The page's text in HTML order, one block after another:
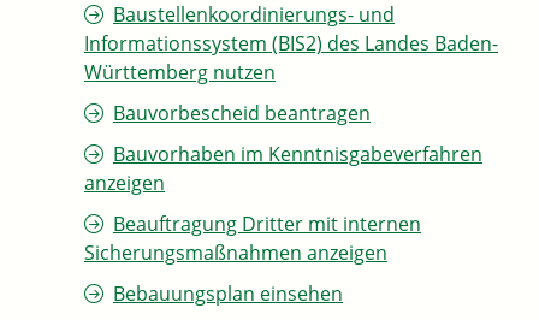
Baustellenkoordinierungs- und
Informationssystem (BIS2) des Landes Baden-
Württemberg nutzen
Bauvorbescheid beantragen
Bauvorhaben im Kenntnisgabeverfahren
anzeigen
Beauftragung Dritter mit internen
Sicherungsmaßnahmen anzeigen
Bebauungsplan einsehen